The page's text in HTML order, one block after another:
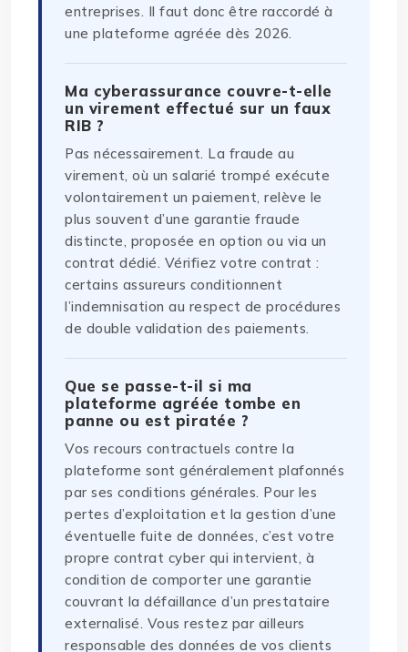
entreprises. Il faut donc être raccordé à
une plateforme agréée dès 2026.
Ma cyberassurance couvre-t-elle
un virement effectué sur un faux
RIB ?
Pas nécessairement. La fraude au
virement, où un salarié trompé exécute
volontairement un paiement, relève le
plus souvent d’une garantie fraude
distincte, proposée en option ou via un
contrat dédié. Vérifiez votre contrat :
certains assureurs conditionnent
l’indemnisation au respect de procédures
de double validation des paiements.
Que se passe-t-il si ma
plateforme agréée tombe en
panne ou est piratée ?
Vos recours contractuels contre la
plateforme sont généralement plafonnés
par ses conditions générales. Pour les
pertes d’exploitation et la gestion d’une
éventuelle fuite de données, c’est votre
propre contrat cyber qui intervient, à
condition de comporter une garantie
couvrant la défaillance d’un prestataire
externalisé. Vous restez par ailleurs
responsable des données de vos clients